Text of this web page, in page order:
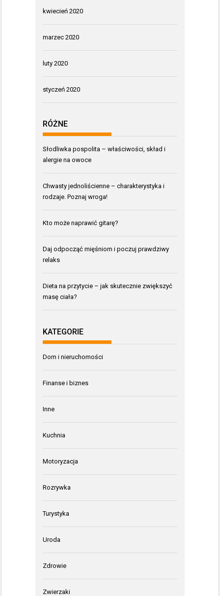
kwiecień 2020
marzec 2020
luty 2020
styczeń 2020
RÓŻNE
Słodliwka pospolita – właściwości, skład i
alergie na owoce
Chwasty jednoliścienne – charakterystyka i
rodzaje. Poznaj wroga!
Kto może naprawić gitarę?
Daj odpocząć mięśniom i poczuj prawdziwy
relaks
Dieta na przytycie – jak skutecznie zwiększyć
masę ciała?
KATEGORIE
Dom i nieruchomości
Finanse i biznes
Inne
Kuchnia
Motoryzacja
Rozrywka
Turystyka
Uroda
Zdrowie
Zwierzaki